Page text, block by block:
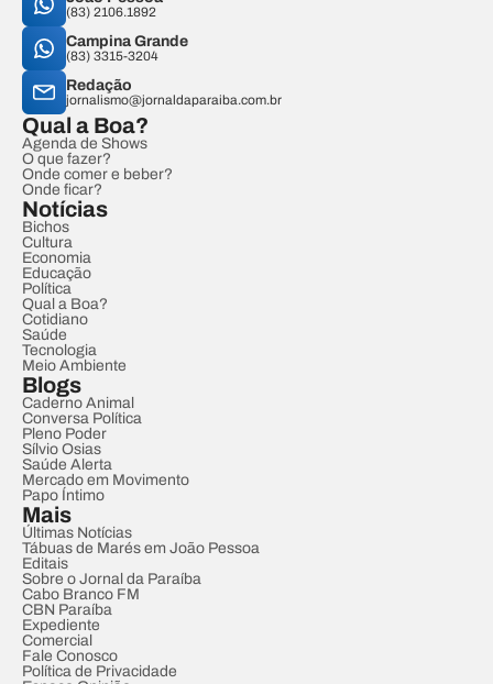
(83) 2106.1892
Campina Grande
(83) 3315-3204
Redação
jornalismo@jornaldaparaiba.com.br
Qual a Boa?
Agenda de Shows
O que fazer?
Onde comer e beber?
Onde ficar?
Notícias
Bichos
Cultura
Economia
Educação
Política
Qual a Boa?
Cotidiano
Saúde
Tecnologia
Meio Ambiente
Blogs
Caderno Animal
Conversa Política
Pleno Poder
Sílvio Osias
Saúde Alerta
Mercado em Movimento
Papo Íntimo
Mais
Últimas Notícias
Tábuas de Marés em João Pessoa
Editais
Sobre o Jornal da Paraíba
Cabo Branco FM
CBN Paraíba
Expediente
Comercial
Fale Conosco
Política de Privacidade